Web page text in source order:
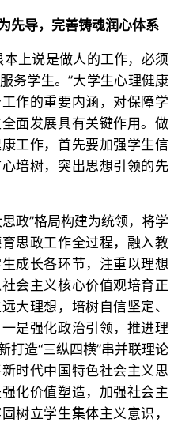
先导，完善铸魂润心体系
本上说是做人的工作，必须
务学生。”大学生心理健康
作的重要内涵，对保障学
面发展具有关键作用。做
工作，首先要加强学生信
培树，突出思想引领的先
政”格局构建为统领，将学
思政工作全过程，融入教
成长各环节，注重以理想
会主义核心价值观培育正
大理想，培树自信坚定、
是强化政治引领，推进理
打造“三纵四横”串并联理论
时代中国特色社会主义思
化价值塑造，加强社会主
树立学生集体主义意识，